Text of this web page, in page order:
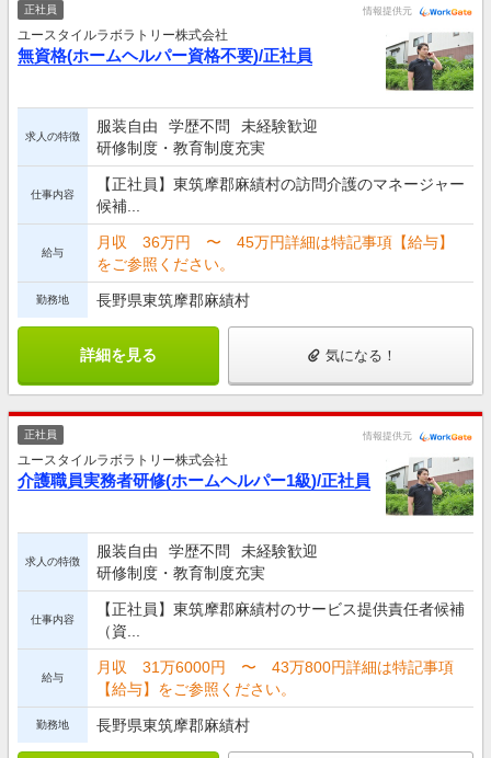
正社員 情報提供元
ユースタイルラボラトリー株式会社
無資格(ホームヘルパー資格不要)/正社員
求人の特徴
服装自由 学歴不問
未経験歓迎
研修制度・教育制度充実
仕事内容
【正社員】東筑摩郡麻績村の訪問介護のマネージャー
候補...
給与
月収 36万円 〜 45万円詳細は特記事項【給与】
をご参照ください。
勤務地 長野県東筑摩郡麻績村
詳細を見る 気になる！
正社員 情報提供元
ユースタイルラボラトリー株式会社
介護職員実務者研修(ホームヘルパー1級)/正社員
求人の特徴
服装自由 学歴不問
未経験歓迎
研修制度・教育制度充実
仕事内容
【正社員】東筑摩郡麻績村のサービス提供責任者候補
（資...
給与
月収 31万6000円 〜 43万800円詳細は特記事項
【給与】をご参照ください。
勤務地 長野県東筑摩郡麻績村